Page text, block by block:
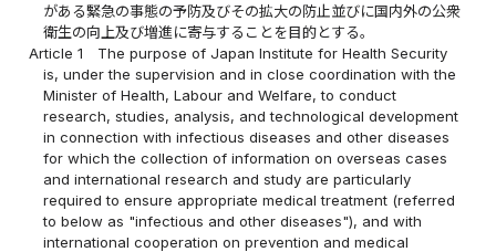
がある緊急の事態の予防及びその拡大の防止並びに国内外の公衆
衛生の向上及び増進に寄与することを目的とする。
Article 1
The purpose of Japan Institute for Health Security
is, under the supervision and in close coordination with the
Minister of Health, Labour and Welfare, to conduct
research, studies, analysis, and technological development
in connection with infectious diseases and other diseases
for which the collection of information on overseas cases
and international research and study are particularly
required to ensure appropriate medical treatment (referred
to below as "infectious and other diseases"), and with
international cooperation on prevention and medical